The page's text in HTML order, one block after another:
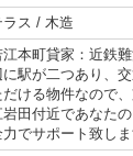
ラス / 木造
江本町貸家：近鉄
に駅が二つあり、
だける物件なので
岩田付近であなた
力でサポート致しま